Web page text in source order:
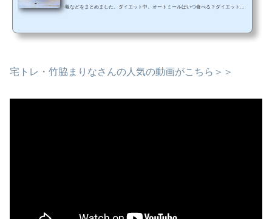
報などをまとめました。ダイエット中、オートミールはいつ食べる？ダイエット
やかにする働きがあるので朝に食べるのが最適です。また、セカンドミール効果と
宅トレ・竹脇まりなさんの人気の動画がこちら＞＞